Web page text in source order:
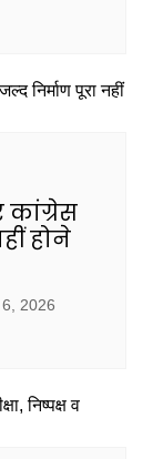
कांग्रेस
होने
2026